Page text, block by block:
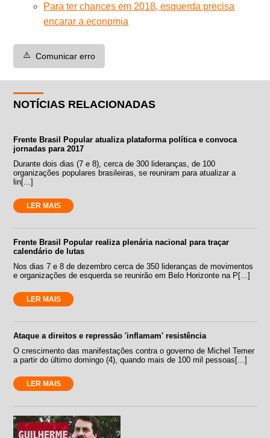
Para ter chances em 2018, esquerda precisa
encarar a economia
⚠️ Comunicar erro
NOTÍCIAS RELACIONADAS
Frente Brasil Popular atualiza plataforma política e convoca
jornadas para 2017
Durante dois dias (7 e 8), cerca de 300 lideranças, de 100
organizações populares brasileiras, se reuniram para atualizar a
lin[...]
LER MAIS
Frente Brasil Popular realiza plenária nacional para traçar
calendário de lutas
Nos dias 7 e 8 de dezembro cerca de 350 lideranças de movimentos
e organizações de esquerda se reunirão em Belo Horizonte na P[...]
LER MAIS
Ataque a direitos e repressão 'inflamam' resistência
O crescimento das manifestações contra o governo de Michel Temer
a partir do último domingo (4), quando mais de 100 mil pessoas[...]
LER MAIS